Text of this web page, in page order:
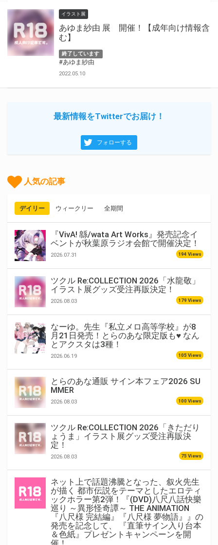
イラスト展
あゆま紗由 展 開催！【成年向け情報含
む】
終了しています
#あゆま紗由
2022.05.10
最新情報をTwitterでお届け！
フォローする
人気の記事
デイリー ウィークリー 全期間
『VivA! 緜/wata Art Works』発売記念イ
ベントが秋葉原ラジオ会館で開催決定！
2026.07.31 194 Views
ツクル Re:COLLECTION 2026「水龍敬」
イラスト展グッズ受注再販決定！
2026.08.03 179 Views
なーゆ。先生『私立メロ高等学校』が8
月21日発売！とらのあな限定版も♥ なん
とアクスタは3種！
2026.06.19 105 Views
とらのあな通販 サイン本フェア2026 SU
MMER
2026.08.03 100 Views
ツクル Re:COLLECTION 2026「きただり
ょうま」イラスト展グッズ受注再販決
定！
2026.08.03 75 Views
ネット上で話題沸騰となった、叙火先生
が描く 都市伝説をテーマとしたエロティ
ックホラー第2弾！『(DVD)八尺八話快樂
巡り ～異形怪奇譚～ THE ANIMATION
『八尺様 完結編』『八尺様 夢物語』』の
発売を記念して、 『直筆サイン入り台本
＆色紙』プレゼントキャンペーンを開
催！